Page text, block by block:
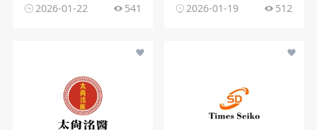
2026-01-22 541 2026-01-19 512